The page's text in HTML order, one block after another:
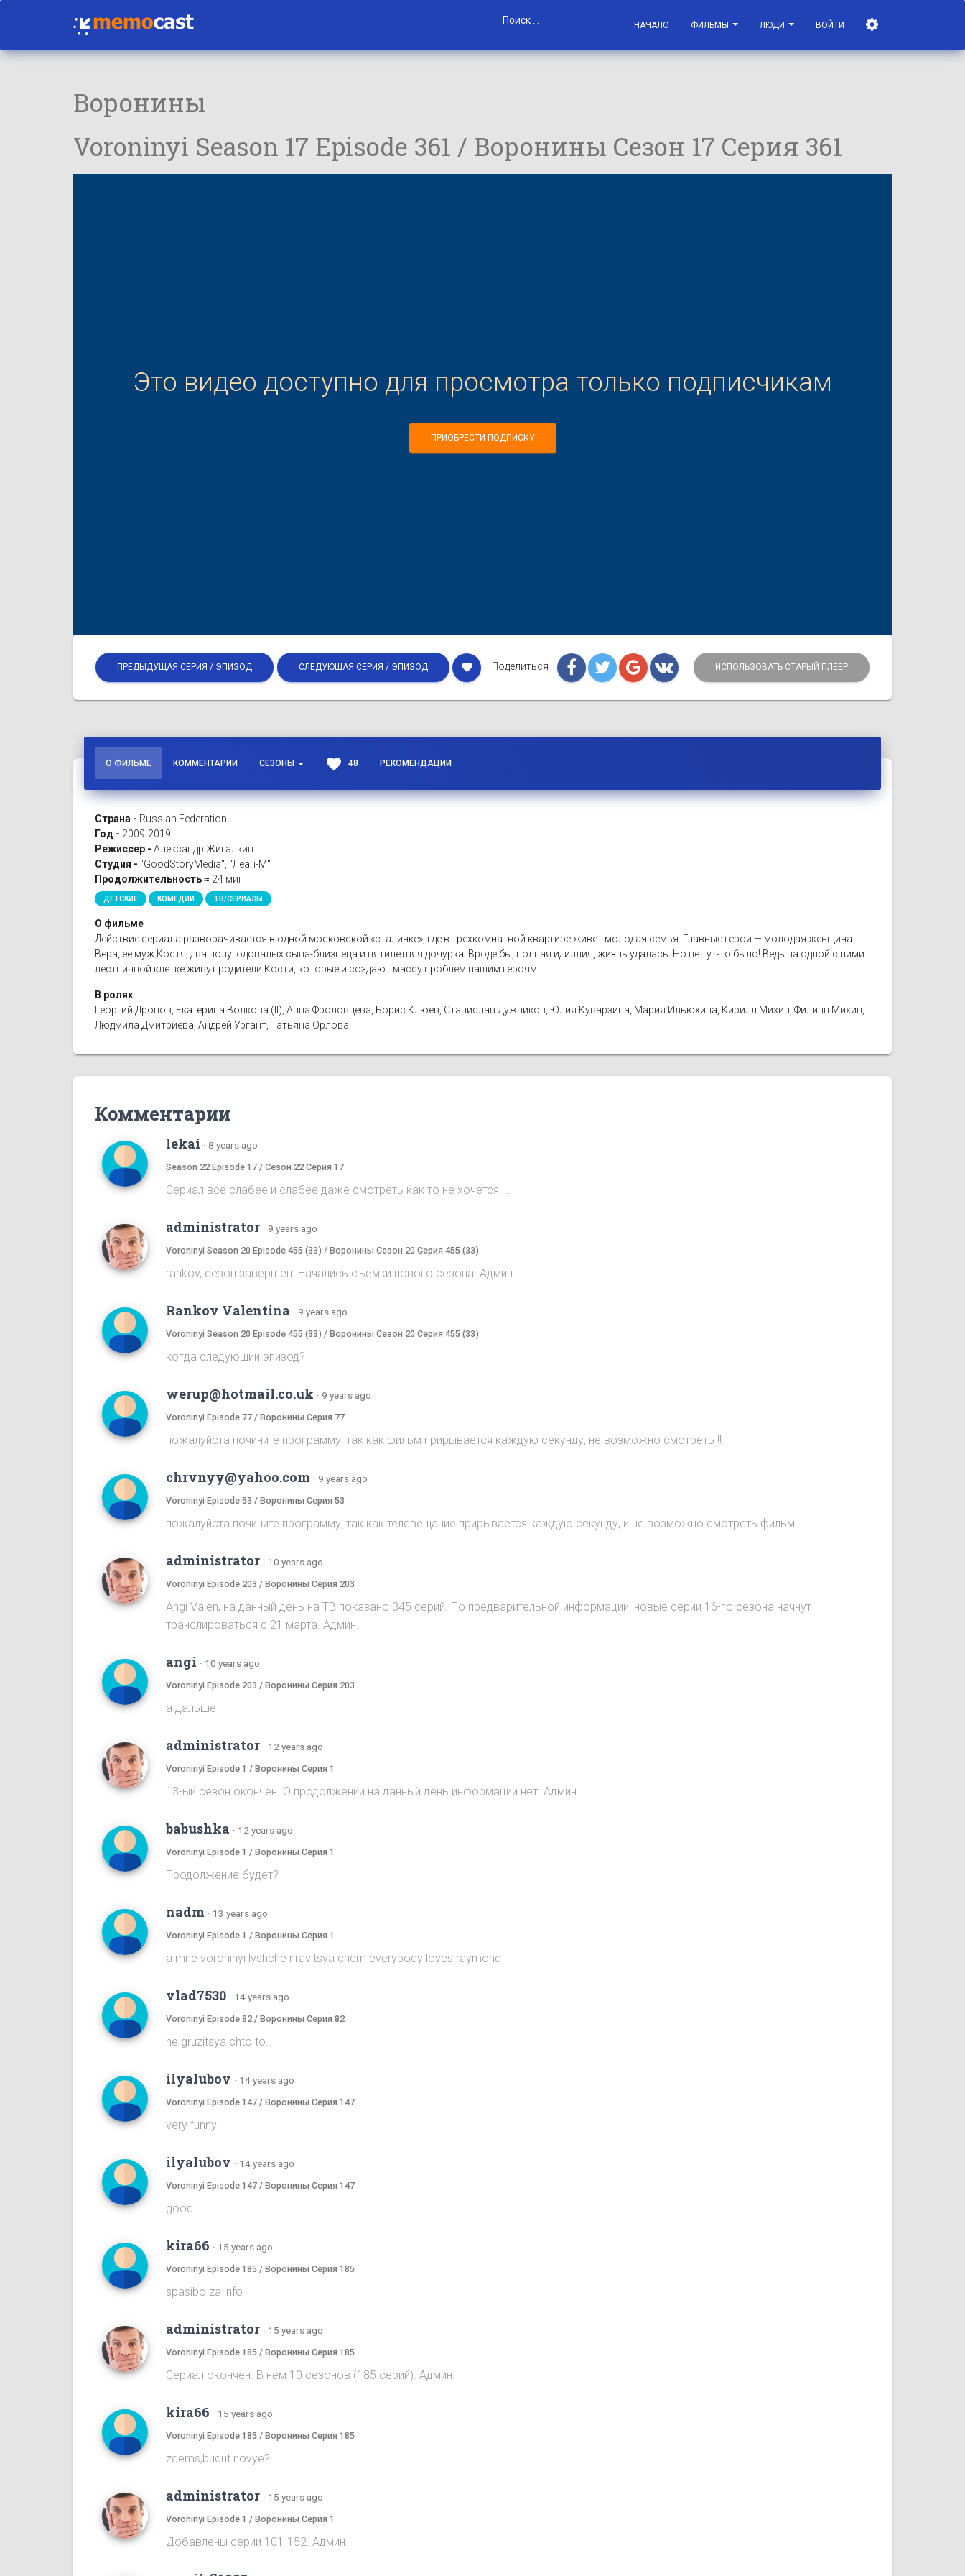
НАЧАЛО ФИЛЬМЫ ЛЮДИ ВОЙТИ
Воронины
Voroninyi Season 17 Episode 361 / Воронины Сезон 17 Серия 361
Это видео доступно для просмотра только подписчикам
ПРИОБРЕСТИ ПОДПИСКУ
ПРЕДЫДУЩАЯ СЕРИЯ / ЭПИЗОД СЛЕДУЮЩАЯ СЕРИЯ / ЭПИЗОД favorite Поделиться ИСПОЛЬЗОВАТЬ СТАРЫЙ ПЛЕЕР
О ФИЛЬМЕ КОММЕНТАРИИ СЕЗОНЫ favorite 48 РЕКОМЕНДАЦИИ
Страна - Russian Federation
Год - 2009-2019
Режиссер - Александр Жигалкин
Студия - "GoodStoryMedia", "Леан-М"
Продолжительность ≈ 24 мин
ДЕТСКИЕ КОМЕДИИ ТВ/СЕРИАЛЫ
О фильме
Действие сериала разворачивается в одной московской «сталинке», где в трехкомнатной квартире живет молодая семья. Главные герои — молодая женщина
Вера, ее муж Костя, два полугодовалых сына-близнеца и пятилетняя дочурка. Вроде бы, полная идиллия, жизнь удалась. Но не тут-то было! Ведь на одной с ними
лестничной клетке живут родители Кости, которые и создают массу проблем нашим героям.
В ролях
Георгий Дронов, Екатерина Волкова (II), Анна Фроловцева, Борис Клюев, Станислав Дужников, Юлия Куварзина, Мария Ильюхина, Кирилл Михин, Филипп Михин,
Людмила Дмитриева, Андрей Ургант, Татьяна Орлова
Комментарии
lekai · 8 years ago
Season 22 Episode 17 / Сезон 22 Серия 17
Сериал все слабее и слабее даже смотреть как то не хочется....
administrator · 9 years ago
Voroninyi Season 20 Episode 455 (33) / Воронины Сезон 20 Серия 455 (33)
rankov, сезон завершён. Начались съёмки нового сезона. Админ.
Rankov Valentina · 9 years ago
Voroninyi Season 20 Episode 455 (33) / Воронины Сезон 20 Серия 455 (33)
когда следующий эпизод?
werup@hotmail.co.uk · 9 years ago
Voroninyi Episode 77 / Воронины Серия 77
пожалуйста почините программу, так как фильм прирывается каждую секунду, не возможно смотреть !!
chrvnyy@yahoo.com · 9 years ago
Voroninyi Episode 53 / Воронины Серия 53
пожалуйста почините программу, так как телевещание прирывается каждую секунду, и не возможно смотреть фильм
administrator · 10 years ago
Voroninyi Episode 203 / Воронины Серия 203
Angi Valen, на данный день на ТВ показано 345 серий. По предварительной информации: новые серии 16-го сезона начнут
транслироваться с 21 марта. Админ.
angi · 10 years ago
Voroninyi Episode 203 / Воронины Серия 203
а дальше
administrator · 12 years ago
Voroninyi Episode 1 / Воронины Серия 1
13-ый сезон окончен. О продолжении на данный день информации нет. Админ.
babushka · 12 years ago
Voroninyi Episode 1 / Воронины Серия 1
Продолжение будет?
nadm · 13 years ago
Voroninyi Episode 1 / Воронины Серия 1
a mne voroninyi lyshche nravitsya chem everybody loves raymond
vlad7530 · 14 years ago
Voroninyi Episode 82 / Воронины Серия 82
ne gruzitsya chto to..
ilyalubov · 14 years ago
Voroninyi Episode 147 / Воронины Серия 147
very funny
ilyalubov · 14 years ago
Voroninyi Episode 147 / Воронины Серия 147
good
kira66 · 15 years ago
Voroninyi Episode 185 / Воронины Серия 185
spasibo za info
administrator · 15 years ago
Voroninyi Episode 185 / Воронины Серия 185
Сериал окончен. В нем 10 сезонов (185 серий). Админ.
kira66 · 15 years ago
Voroninyi Episode 185 / Воронины Серия 185
zdems,budut novye?
administrator · 15 years ago
Voroninyi Episode 1 / Воронины Серия 1
Добавлены серии 101-152. Админ.